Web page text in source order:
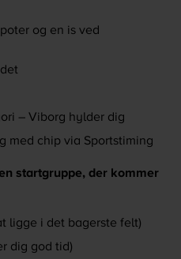
og en is ved
– Viborg hylder dig
med chip via Sportstiming
startgruppe, der kommer
ligge i det bagerste felt)
dig god tid)